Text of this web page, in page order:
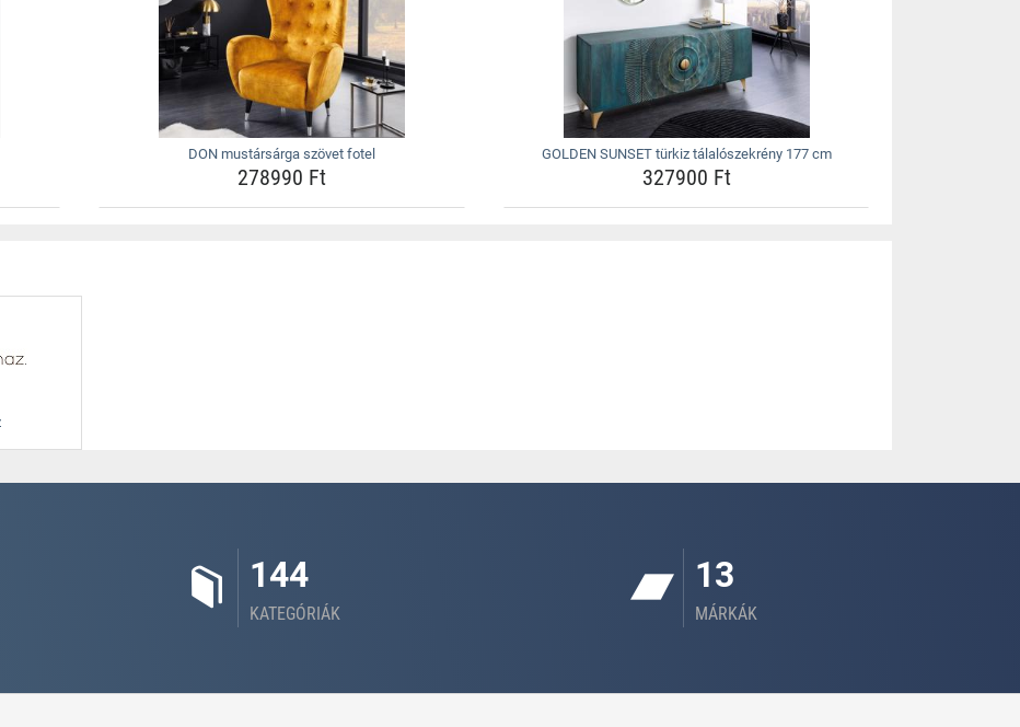
DON mustársárga szövet fotel
278990 Ft
GOLDEN SUNSET türkiz tálalószekrény 177 cm
327900 Ft
144
KATEGÓRIÁK
13
MÁRKÁK